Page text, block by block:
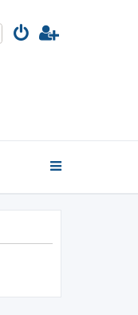
Búsqueda avanzada